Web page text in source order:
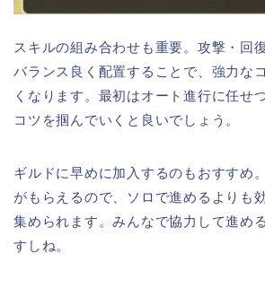
スキルの組み合わせも重要。攻撃・回
バランス良く配置することで、強力な
くなります。最初はオート進行に任せ
コツを掴んでいくと良いでしょう。
ギルドに早めに加入するのもおすすめ
がもらえるので、ソロで進めるよりも
集められます。みんなで協力して進め
すしね。